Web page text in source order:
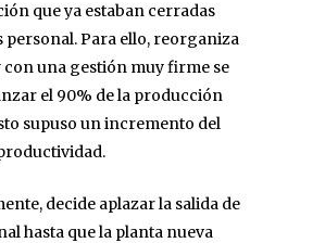
que ya estaban cerradas
personal. Para ello, reorganiza
con una gestión muy firme se
el 90% de la producción
supuso un incremento del
decide aplazar la salida de
hasta que la planta nueva